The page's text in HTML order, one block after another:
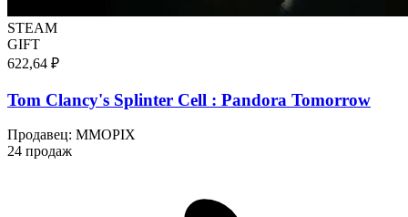
STEAM
GIFT
622,64 ₽
Tom Clancy's Splinter Cell : Pandora Tomorrow
Продавец: MMOPIX
24 продаж